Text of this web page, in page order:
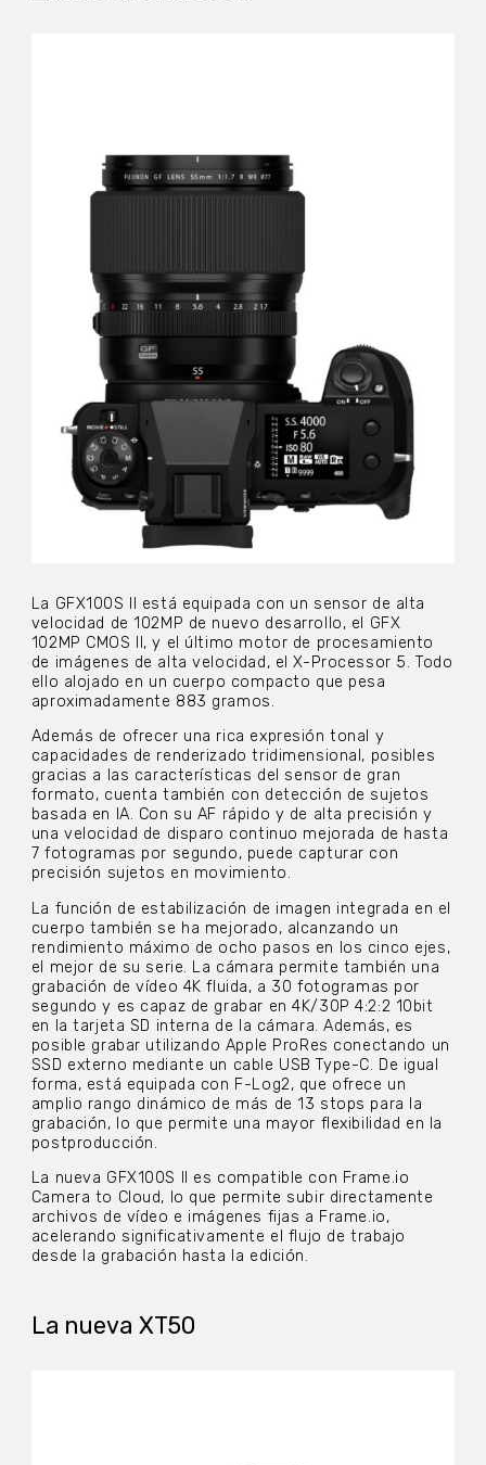
La GFX100S II está equipada con un sensor de alta
velocidad de 102MP de nuevo desarrollo, el GFX
102MP CMOS II, y el último motor de procesamiento
de imágenes de alta velocidad, el X-Processor 5. Todo
ello alojado en un cuerpo compacto que pesa
aproximadamente 883 gramos.
Además de ofrecer una rica expresión tonal y
capacidades de renderizado tridimensional, posibles
gracias a las características del sensor de gran
formato, cuenta también con detección de sujetos
basada en IA. Con su AF rápido y de alta precisión y
una velocidad de disparo continuo mejorada de hasta
7 fotogramas por segundo, puede capturar con
precisión sujetos en movimiento.
La función de estabilización de imagen integrada en el
cuerpo también se ha mejorado, alcanzando un
rendimiento máximo de ocho pasos en los cinco ejes,
el mejor de su serie. La cámara permite también una
grabación de vídeo 4K fluida, a 30 fotogramas por
segundo y es capaz de grabar en 4K/30P 4:2:2 10bit
en la tarjeta SD interna de la cámara. Además, es
posible grabar utilizando Apple ProRes conectando un
SSD externo mediante un cable USB Type-C. De igual
forma, está equipada con F-Log2, que ofrece un
amplio rango dinámico de más de 13 stops para la
grabación, lo que permite una mayor flexibilidad en la
postproducción.
La nueva GFX100S II es compatible con Frame.io
Camera to Cloud, lo que permite subir directamente
archivos de vídeo e imágenes fijas a Frame.io,
acelerando significativamente el flujo de trabajo
desde la grabación hasta la edición.
La nueva XT50